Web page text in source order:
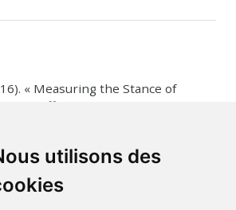
utilisons des
« Measuring the Stance of
and off the Zero Lower Bound »
Kansas City Economic Review
D.H. (2023).«Presidential Address:
Matter? The Narrative
Years»,American Economic Review